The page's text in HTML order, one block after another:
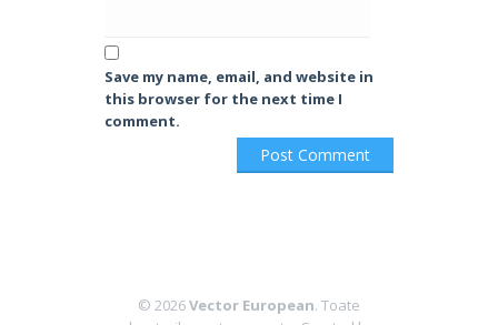
Save my name, email, and website in
this browser for the next time I
comment.
© 2026Vector European. Toate